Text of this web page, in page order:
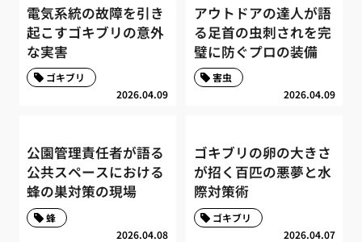
電気系統の故障を引き
起こすゴキブリの意外
な実害
2026.04.09
ゴキブリ
アウトドアの達人が語
る足首の虫刺されを完
璧に防ぐプロの装備
2026.04.09
害虫
公園管理責任者が語る
公共スペースにおける
蜂の巣対策の現場
2026.04.08
蜂
ゴキブリの卵の大きさ
が招く百匹の悪夢と水
際対策術
2026.04.07
ゴキブリ